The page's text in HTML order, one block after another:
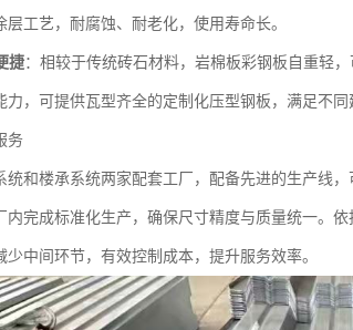
层工艺，耐腐蚀、耐老化，使用寿命长。
捷：相较于传统砖石材料，岩棉板彩钢板自重轻
力，可提供瓦型齐全的定制化压型钢板，满足不同
务
统和楼承系统两家配套工厂，配备先进的生产线
内完成标准化生产，确保尺寸精度与质量统一。
中间环节，有效控制成本，提升服务效率。